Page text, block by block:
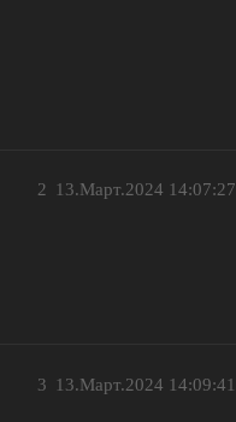
13.Март.2024 14:07:27
2
13.Март.2024 14:09:41
3